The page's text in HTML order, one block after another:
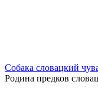
Собака словацкий
Родина предков